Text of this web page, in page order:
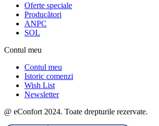
Oferte speciale
Producători
ANPC
SOL
Contul meu
Contul meu
Istoric comenzi
Wish List
Newsletter
@ eConfort 2024. Toate drepturile rezervate.